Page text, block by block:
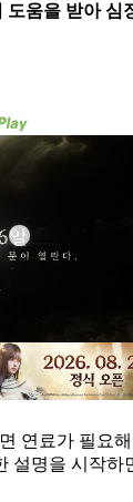
도움을 받아 심
연료가 필요
설명을 시작하